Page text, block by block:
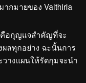
กมายของ Valthiria
คือกุญแจสำคัญที่จะ
ลทุกอย่าง ฉะนั้นการ
างแผนให้รัดกุมจะนำ